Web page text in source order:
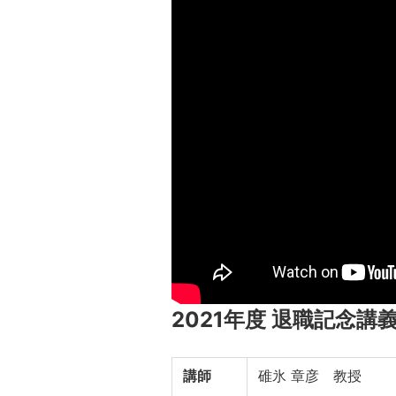
2021年度 退職記念講
講師 碓氷 章彦 教授